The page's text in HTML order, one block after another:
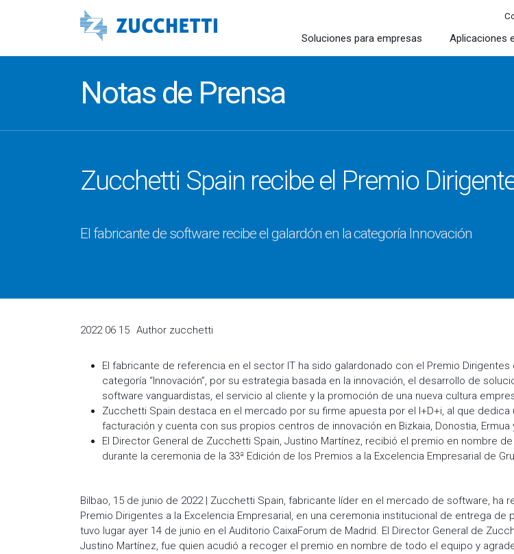
Soluciones para empresas Aplicaciones
Notas de Prensa
Zucchetti Spain recibe el Premio
El fabricante de software recibe el galardón en la categoría Innovación
2022 06 15 Author zucchetti
El fabricante de referencia en el sector IT ha sido galardonado con el Premio Dirigentes
categoría “Innovación”, por su estrategia basada en la innovación, el desarrollo de
software vanguardistas, el servicio al cliente y la promoción de una nueva cultura
Zucchetti Spain destaca en el mercado por su firme apuesta por el I+D+i, al que dedica
facturación y cuenta con sus propios centros de innovación en Bizkaia, Donostia, Ermua
El Director General de Zucchetti Spain, Justino Martínez, recibió el premio en nombre
durante la ceremonia de la 33ª Edición de los Premios a la Excelencia Empresarial de
Bilbao, 15 de junio de 2022 | Zucchetti Spain, fabricante líder en el mercado de software, ha
Premio Dirigentes a la Excelencia Empresarial, en una ceremonia institucional de entrega de
tuvo lugar ayer 14 de junio en el Auditorio CaixaForum de Madrid. El Director General de
Justino Martínez, fue quien acudió a recoger el premio en nombre de todo el equipo y